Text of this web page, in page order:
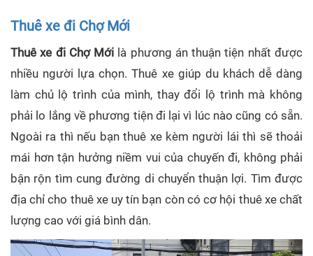
Thuê xe đi Chợ Mới
Thuê xe đi Chợ Mới là phương án thuận tiện nhất được
nhiều người lựa chọn. Thuê xe giúp du khách dễ dàng
làm chủ lộ trình của mình, thay đổi lộ trình mà không
phải lo lắng về phương tiện đi lại vì lúc nào cũng có sẵn.
Ngoài ra thì nếu bạn thuê xe kèm người lái thì sẽ thoải
mái hơn tận hưởng niềm vui của chuyến đi, không phải
bận rộn tìm cung đường di chuyển thuận lợi. Tìm được
địa chỉ cho thuê xe uy tín bạn còn có cơ hội thuê xe chất
lượng cao với giá bình dân.